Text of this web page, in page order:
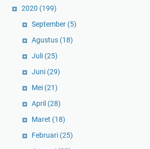
2020 (199)
September (5)
Agustus (18)
Juli (25)
Juni (29)
Mei (21)
April (28)
Maret (18)
Februari (25)